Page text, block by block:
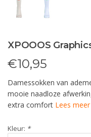
XPOOOS
€10,95
Damessokken van
mooie naadloze
extra comfort Lees meer
Kleur: *